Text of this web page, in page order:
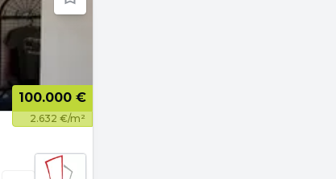
100.000 €
2.632 €/m²